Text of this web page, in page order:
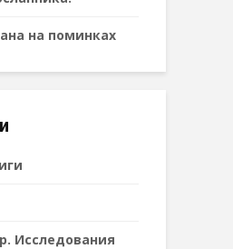
на поминках
Исследования